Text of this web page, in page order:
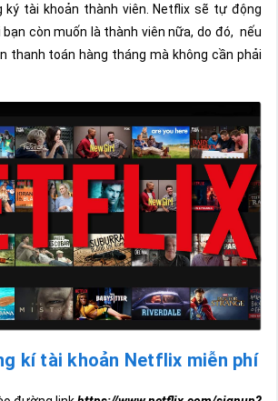
ký tài khoản thành viên. Netflix sẽ tự động
còn muốn là thành viên nữa, do đó, nếu
thanh toán hàng tháng mà không cần phải
kí tài khoản Netflix miễn phí